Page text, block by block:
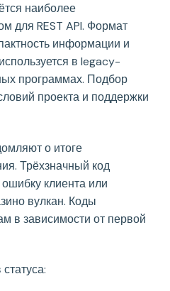
наиболее
для REST API. Формат
информации и
в legacy-
программах. Подбор
проекта и поддержки
о итоге
Трёхзначный код
ошибку клиента или
вулкан. Коды
в зависимости от первой